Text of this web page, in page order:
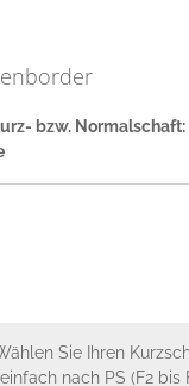
bzw. Normalschaft:
Sie Ihren
einfach nach PS (F2 bis